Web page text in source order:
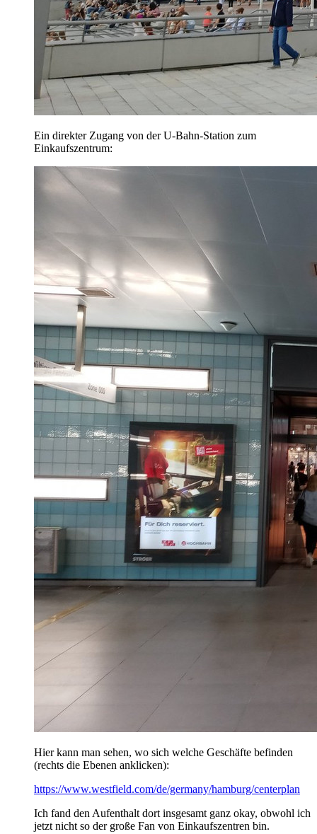
Ein direkter Zugang von der U-Bahn-Station zum
Einkaufszentrum:
Hier kann man sehen, wo sich welche Geschäfte befinden
(rechts die Ebenen anklicken):
https://www.westfield.com/de/germany/hamburg/centerplan
Ich fand den Aufenthalt dort insgesamt ganz okay, obwohl ich
jetzt nicht so der große Fan von Einkaufszentren bin.